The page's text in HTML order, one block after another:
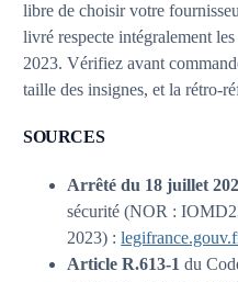
libre de choisir votre
livré respecte intégralement
2023. Vérifiez avant
taille des insignes, et la rétro-
SOURCES
Arrêté du 18 juillet
sécurité (NOR :
2023) :
Article R.613-1 du